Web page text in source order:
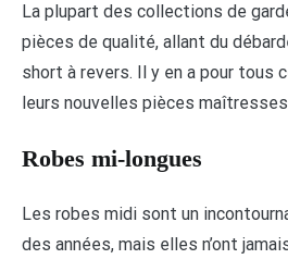
La plupart des collections de
pièces de qualité, allant du
short à revers. Il y en a pour tous
leurs nouvelles pièces maîtresses
Robes mi-longues
Les robes midi sont un
des années, mais elles n’ont